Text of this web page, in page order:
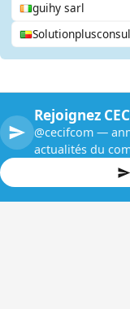
guihy sarl
Rejoignez
@cecifcom —
actualités du